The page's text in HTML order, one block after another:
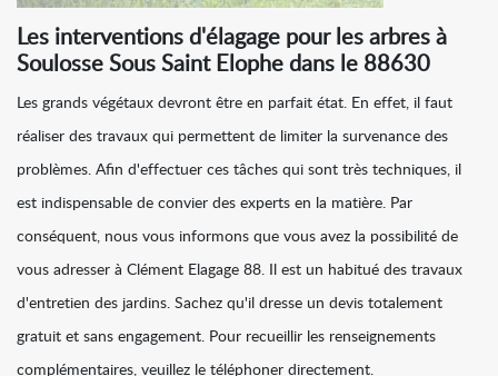
Les interventions d'élagage pour les arbres à
Soulosse Sous Saint Elophe dans le 88630
Les grands végétaux devront être en parfait état. En effet, il faut
réaliser des travaux qui permettent de limiter la survenance des
problèmes. Afin d'effectuer ces tâches qui sont très techniques, il
est indispensable de convier des experts en la matière. Par
conséquent, nous vous informons que vous avez la possibilité de
vous adresser à Clément Elagage 88. Il est un habitué des travaux
d'entretien des jardins. Sachez qu'il dresse un devis totalement
gratuit et sans engagement. Pour recueillir les renseignements
complémentaires, veuillez le téléphoner directement.